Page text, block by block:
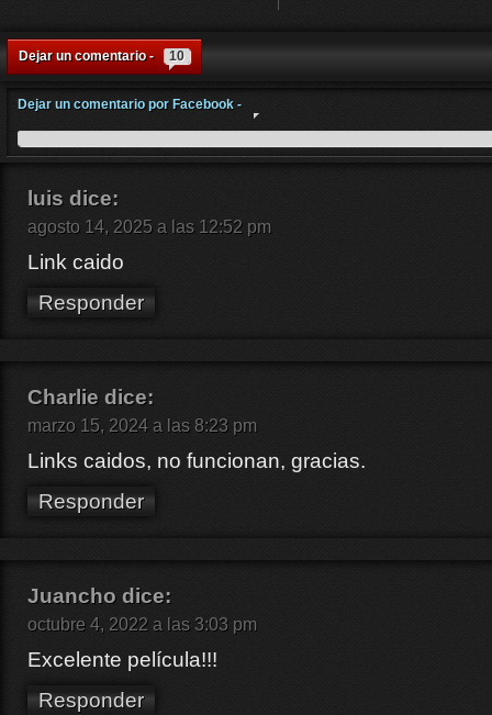
Dejar un comentario - 10
Dejar un comentario por Facebook -
luis dice:
agosto 14, 2025 a las 12:52 pm
Link caido
Responder
Charlie dice:
marzo 15, 2024 a las 8:23 pm
Links caidos, no funcionan, gracias.
Responder
Juancho dice:
octubre 4, 2022 a las 3:03 pm
Excelente película!!!
Responder